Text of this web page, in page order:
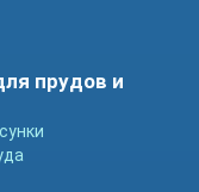
прудов и